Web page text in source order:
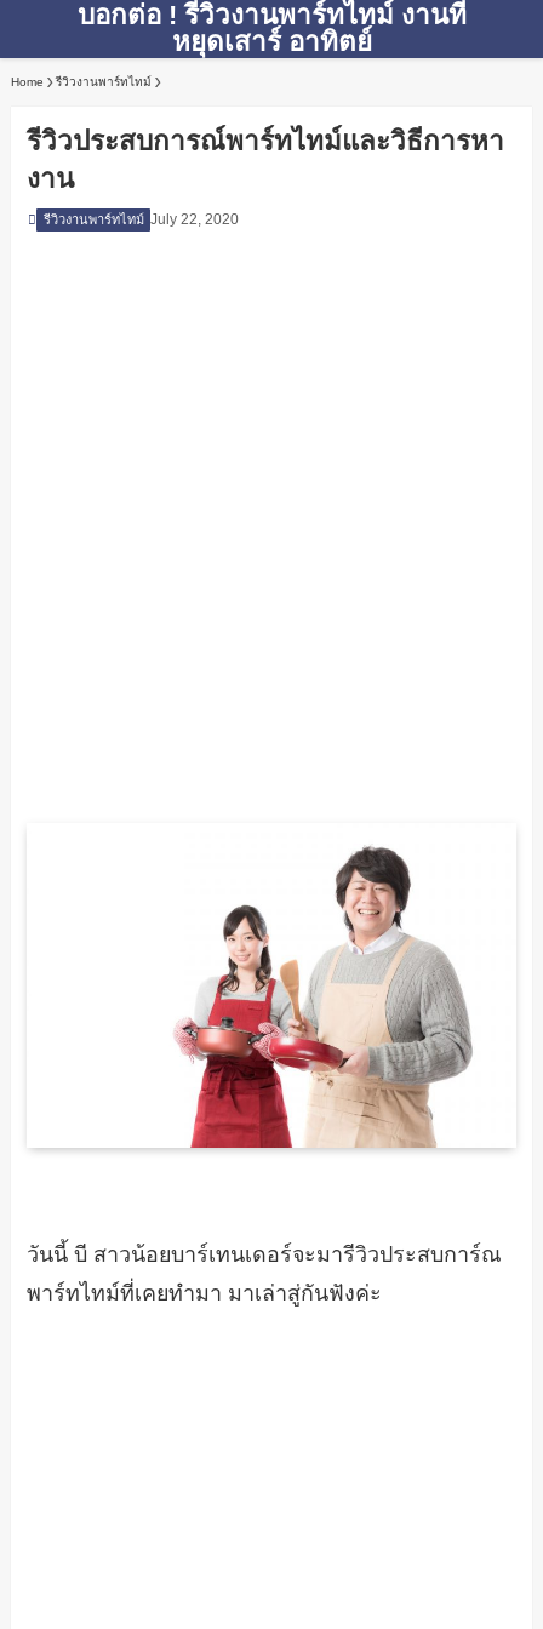
บอกต่อ ! รีวิวงานพาร์ทไทม์ งานที่
หยุดเสาร์ อาทิตย์
Home รีวิวงานพาร์ทไทม์
รีวิวประสบการณ์พาร์ทไทม์และวิธีการหา
งาน
รีวิวงานพาร์ทไทม์ July 22, 2020
วันนี้ บี สาวน้อยบาร์เทนเดอร์จะมารีวิวประสบการ์ณ
พาร์ทไทม์ที่เคยทำมา มาเล่าสู่กันฟังค่ะ